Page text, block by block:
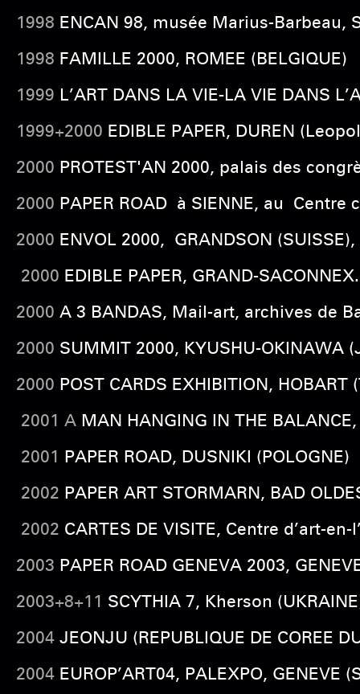
1998 ENCAN 98, musée Marius-Barbeau,
1998 FAMILLE 2000, ROMEE (BELGIQUE)
1999 L’ART DANS LA VIE-LA VIE DANS
1999+2000 EDIBLE PAPER, DUREN
2000 PROTEST'AN 2000, palais des
2000 PAPER ROAD à SIENNE, au Centre
2000 ENVOL 2000, GRANDSON (SUISSE),
2000 EDIBLE PAPER, GRAND-
2000 A 3 BANDAS, Mail-art, archives de
2000 SUMMIT 2000, KYUSHU-OKINAWA
2000 POST CARDS EXHIBITION,
2001 AMAN HANGING IN THE BALANCE,
2001 PAPER ROAD, DUSNIKI (POLOGNE)
2002 PAPER ART STORMARN, BAD
2002 CARTES DE VISITE, Centre d’art-en-
2003 PAPER ROAD GENEVA 2003,
2003+8+11 SCYTHIA 7, Kherson
2004 JEONJU (REPUBLIQUE DE COREE
2004EUROP’ART04, PALEXPO, GENEVE